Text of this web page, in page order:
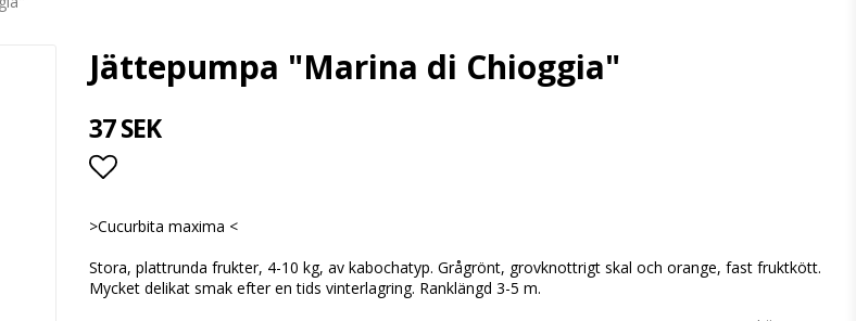
Jättepumpa "Marina di Chioggia"
37 SEK
Lägg till i favoritlistan
>Cucurbita maxima <
Stora, plattrunda frukter, 4-10 kg, av kabochatyp. Grågrönt, grovknottrigt skal och orange, fast fruktkött.
Mycket delikat smak efter en tids vinterlagring. Ranklängd 3-5 m.